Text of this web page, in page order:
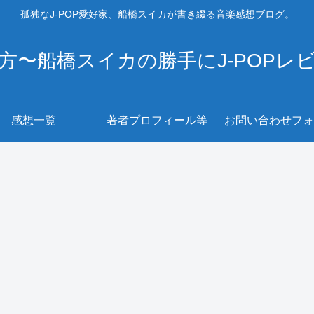
孤独なJ-POP愛好家、船橋スイカが書き綴る音楽感想ブログ。
〜船橋スイカの勝手にJ-POPレ
感想一覧 著者プロフィール等 お問い合わせフ